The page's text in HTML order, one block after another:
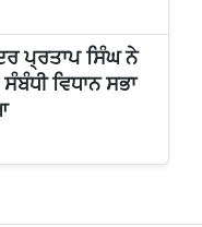
ਪ੍ਰਤਾਪ ਸਿੰਘ ਨੇ
ਵਿਧਾਨ ਸਭਾ